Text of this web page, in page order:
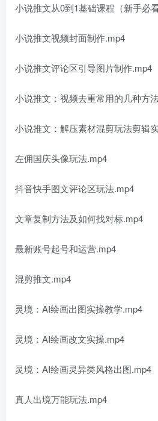
小说推文从0到1基础课程（新手必
小说推文视频封面制作.mp4
小说推文评论区引导图片制作.mp4
小说推文：视频去重常用的几种方
小说推文：解压素材混剪玩法剪辑
左佣国庆头像玩法.mp4
抖音快手图文评论区玩法.mp4
文章复制方法及如何找对标.mp4
最新账号起号和运营.mp4
混剪推文.mp4
灵境：AI绘画出图实操教学.mp4
灵境：AI绘画改文实操.mp4
灵境：AI绘画灵异类风格出图.mp4
真人出境万能玩法.mp4